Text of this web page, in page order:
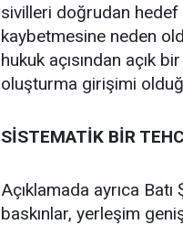
sivilleri doğrudan hedef
kaybetmesine neden
hukuk açısından açık
oluşturma girişimi
SİSTEMATİK BİR
Açıklamada ayrıca
baskınlar, yerleşim